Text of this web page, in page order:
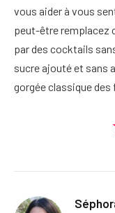
vous aider à vous
peut-être remplacez
par des cocktails
sucre ajouté et sans
gorgée classique des